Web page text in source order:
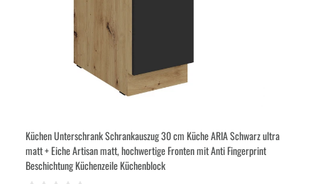
Küchen Unterschrank Schrankauszug 30 cm Küche ARIA Schwarz ultra
matt + Eiche Artisan matt, hochwertige Fronten mit Anti Fingerprint
Beschichtung Küchenzeile Küchenblock